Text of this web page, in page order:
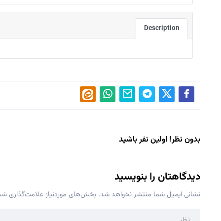
Description
بدون نظر! اولین نفر باشید
دیدگاهتان را بنویسید
نشانی ایمیل شما منتشر نخواهد شد. بخش‌های موردنیاز علامت‌گذاری